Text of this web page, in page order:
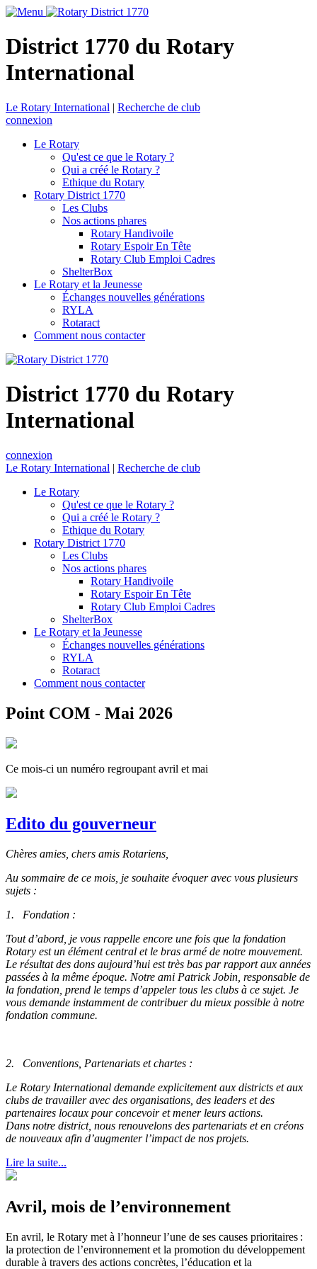
District 1770 du Rotary
International
Le Rotary International | Recherche de club
connexion
Le Rotary
Qu'est ce que le Rotary ?
Qui a créé le Rotary ?
Ethique du Rotary
Rotary District 1770
Les Clubs
Nos actions phares
Rotary Handivoile
Rotary Espoir En Tête
Rotary Club Emploi Cadres
ShelterBox
Le Rotary et la Jeunesse
Échanges nouvelles générations
RYLA
Rotaract
Comment nous contacter
District 1770 du Rotary
International
connexion
Le Rotary International | Recherche de club
Le Rotary
Qu'est ce que le Rotary ?
Qui a créé le Rotary ?
Ethique du Rotary
Rotary District 1770
Les Clubs
Nos actions phares
Rotary Handivoile
Rotary Espoir En Tête
Rotary Club Emploi Cadres
ShelterBox
Le Rotary et la Jeunesse
Échanges nouvelles générations
RYLA
Rotaract
Comment nous contacter
Point COM - Mai 2026
Ce mois-ci un numéro regroupant avril et mai
Edito du gouverneur
Chères amies, chers amis Rotariens,
Au sommaire de ce mois, je souhaite évoquer avec vous plusieurs
sujets :
1.
Fondation :
Tout d’abord, je vous rappelle encore une fois que la fondation
Rotary est un élément central et le bras armé de notre mouvement.
Le résultat des dons aujourd’hui est très bas par rapport aux années
passées à la même époque. Notre ami Patrick Jobin, responsable de
la fondation, prend le temps d’appeler tous les clubs à ce sujet. Je
vous demande instamment de contribuer du mieux possible à notre
fondation commune.
2.
Conventions, Partenariats et chartes :
Le Rotary International demande explicitement aux districts et aux
clubs de travailler avec des organisations, des leaders et des
partenaires locaux pour concevoir et mener leurs actions.
Dans notre district, nous renouvelons des partenariats et en créons
de nouveaux afin d’augmenter l’impact de nos projets.
Lire la suite...
Avril, mois de l’environnement
En avril, le Rotary met à l’honneur l’une de ses causes prioritaires :
la protection de l’environnement et la promotion du développement
durable à travers des actions concrètes, l’éducation et la